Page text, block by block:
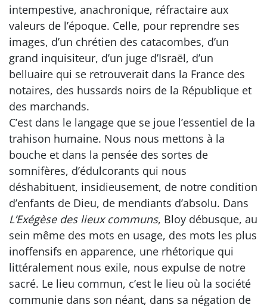
intempestive, anachronique, réfractaire aux
valeurs de l’époque. Celle, pour reprendre ses
images, d’un chrétien des catacombes, d’un
grand inquisiteur, d’un juge d’Israël, d’un
belluaire qui se retrouverait dans la France des
notaires, des hussards noirs de la République et
des marchands.
C’est dans le langage que se joue l’essentiel de la
trahison humaine. Nous nous mettons à la
bouche et dans la pensée des sortes de
somnifères, d’édulcorants qui nous
déshabituent, insidieusement, de notre condition
d’enfants de Dieu, de mendiants d’absolu. Dans
L’Exégèse des lieux communs, Bloy débusque, au
sein même des mots en usage, des mots les plus
inoffensifs en apparence, une rhétorique qui
littéralement nous exile, nous expulse de notre
sacré. Le lieu commun, c’est le lieu où la société
communie dans son néant, dans sa négation de